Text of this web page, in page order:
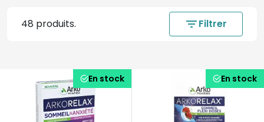
48 produits. filter_listFiltrer
En stock En stock